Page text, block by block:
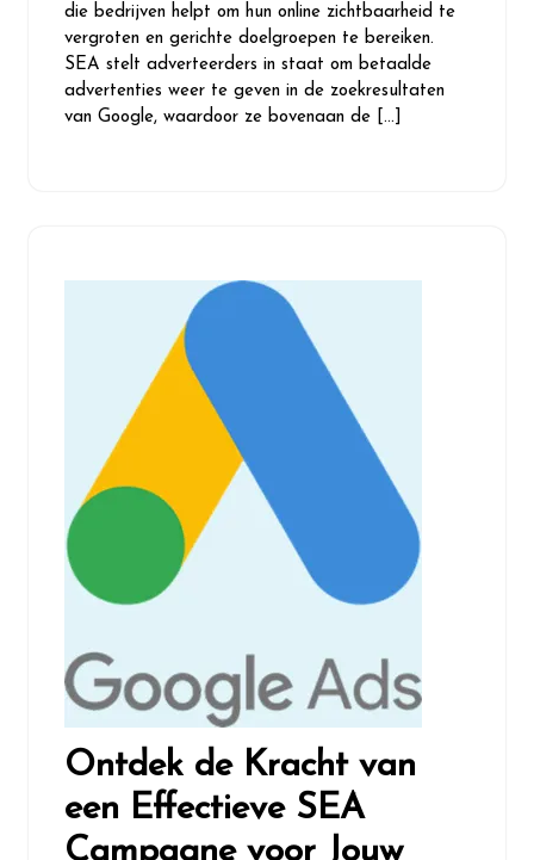
die bedrijven helpt om hun online zichtbaarheid te
vergroten en gerichte doelgroepen te bereiken.
SEA stelt adverteerders in staat om betaalde
advertenties weer te geven in de zoekresultaten
van Google, waardoor ze bovenaan de […]
Ontdek de Kracht van
een Effectieve SEA